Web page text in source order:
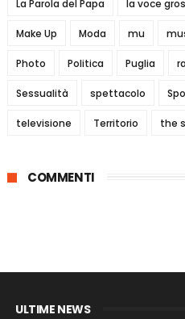
La Parola del Papa la voce
Make Up Moda mu
Photo Politica Puglia
Sessualità spettacolo
televisione Territorio the
COMMENTI
ULTIME NEWS